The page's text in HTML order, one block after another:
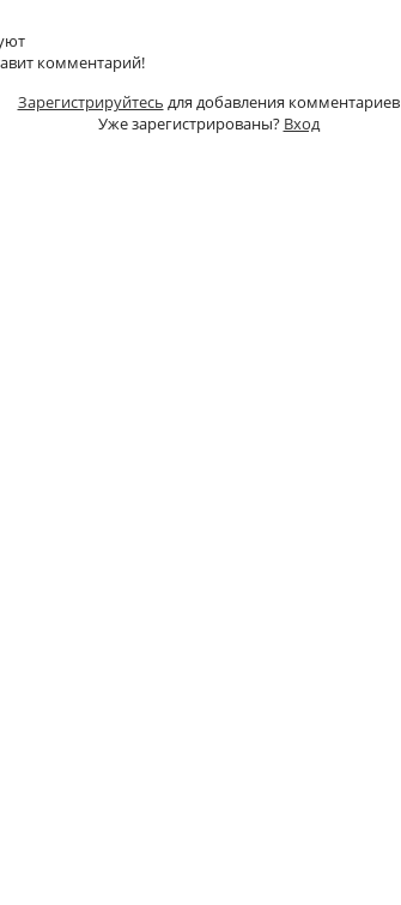
комментарий!
Зарегистрируйтесь для добавления комментариев
Уже зарегистрированы? Вход